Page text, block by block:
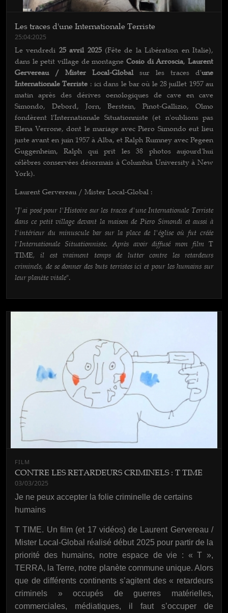
Les traces d'une Internationale Terriste
25:04:2025
Le vendredi 25 avril 2025(Fête de la Libération en Italie),
dans le petit village de montagne Cosio di Arroscia,Laurent
Gervereau / Mister Local-Globalsur les traces d'une
Internationale Terriste : ici dans le bar où le 28 juillet 1957 au
matin après des dérives oenologiques de cave en cave
Simondo, Debord, Jorn, Berstein, Pinot-Gallizio, Olmo
fondèrent l'Internationale Situationniste (et n'oublions pas
Elena Verrone, dont le mariage avec Piero Simondo eut lieu
juste avant en juin 1957 à Alba, et Ralph Rumney avec Pegeen
Guggenheim, Ralph qui prit les 38 photos aujourd'hui
célèbres conservées désormais à Columbia University à New
York).
Laurent Gervereau / Mister Local-Global :
"J'ai posé pour l'Histoire sur les traces d'une Internationale Terriste
dans ce petit village devant la maison de Piero Simondi et aussi à
l'intérieur du minuscule bar sur la place de l'église où fut créée
l'Internationale Situationniste. Après avoir diffusé mon film T
TIME, il est vraiment temps de lutter contre les retardeurs
criminels, de se donner des buts terristes ici et pour les humains sur
leur planète vitale".
FILM
CONTRE LES RETARDEURS CRIMINELS : T TIME
03/03/2025
Je ne peux accepter la folie criminelle de certains
humains
T TIME. Un film (et 17 vidéos) de Laurent Gervereau /
Mister Local-Global réalisé début 2025 pour partir de la
priorité des humains, notre espace de vie : « T »,
TERRA, la Terre, notre planète commune unique. Alors
que de différents continents s’agitent des « retardeurs
criminels » occupés de guerres matérielles,
commerciales, médiatiques, il faut s’occuper de